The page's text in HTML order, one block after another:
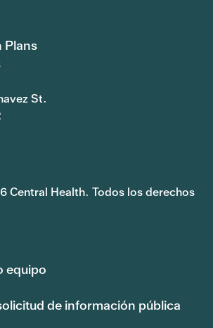
Plans
St.
Central Health. Todos los derechos
equipo
de información pública